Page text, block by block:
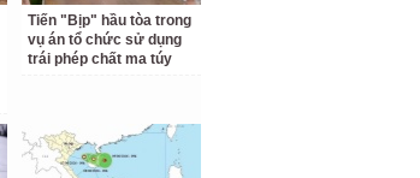
Tiến "Bịp" hầu tòa trong
vụ án tổ chức sử dụng
trái phép chất ma túy